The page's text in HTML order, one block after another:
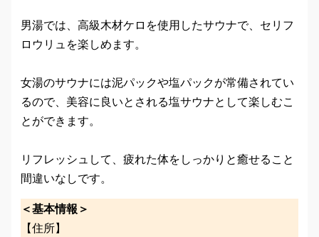
男湯では、高級木材ケロを使用したサウナで、セリフ
ロウリュを楽しめます。
女湯のサウナには泥パックや塩パックが常備されてい
るので、美容に良いとされる塩サウナとして楽しむこ
とができます。
リフレッシュして、疲れた体をしっかりと癒せること
間違いなしです。
＜基本情報＞
【住所】